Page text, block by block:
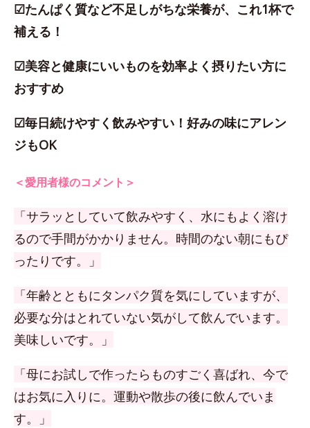
☑たんぱく質など不足しがちな栄養が、これ1杯で
補える！
☑美容と健康にいいものを効率よく摂りたい方に
おすすめ
☑毎日続けやすく飲みやすい！好みの味にアレン
ジもOK
＜愛用者様のコメント＞
「サラッとしていて飲みやすく、水にもよく溶け
るので手間がかかりません。時間のない朝にもぴ
ったりです。」
「年齢とともにタンパク質を気にしていますが、
必要な分はとれていない気がして飲んでいます。
美味しいです。」
「母にお試しで作ったらものすごく喜ばれ、今で
はお気に入りに。運動や散歩の後に飲んでいま
す。」